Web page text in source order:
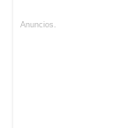
Anuncios.